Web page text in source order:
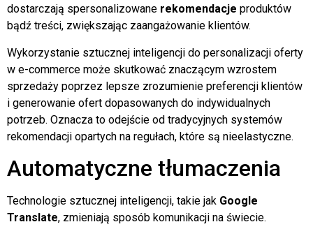
dostarczają spersonalizowane rekomendacje produktów
bądź treści, zwiększając zaangażowanie klientów.
Wykorzystanie sztucznej inteligencji do personalizacji oferty
w e-commerce może skutkować znaczącym wzrostem
sprzedaży poprzez lepsze zrozumienie preferencji klientów
i generowanie ofert dopasowanych do indywidualnych
potrzeb. Oznacza to odejście od tradycyjnych systemów
rekomendacji opartych na regułach, które są nieelastyczne.
Automatyczne tłumaczenia
Technologie sztucznej inteligencji, takie jak Google
Translate, zmieniają sposób komunikacji na świecie.